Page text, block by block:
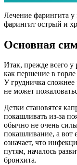
Лечение фарингита у
фарингит острый и
Основная
Итак, прежде всего у
как першение в
У грудничка
не может
Детки становятся
покашливать из-за
обычно не очень
покашливание, а вот
означает, что
путям, началось
бронхита.